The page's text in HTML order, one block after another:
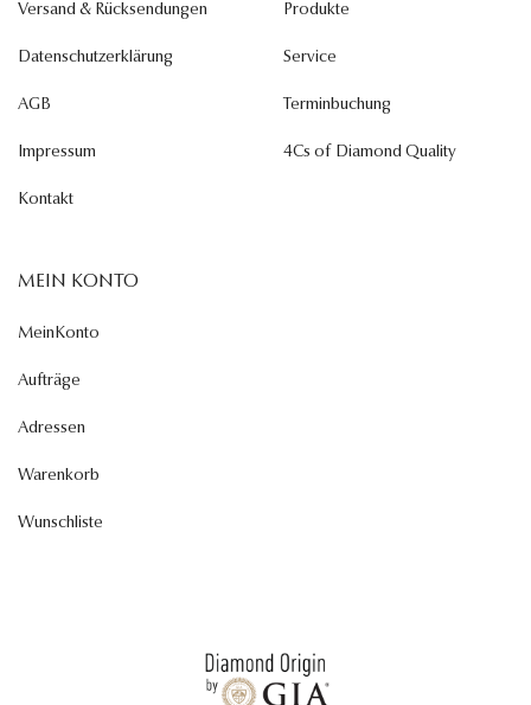
Versand & Rücksendungen
Datenschutzerklärung
AGB
Impressum
Kontakt
Produkte
Service
Terminbuchung
4Cs of Diamond Quality
MEIN KONTO
MeinKonto
Aufträge
Adressen
Warenkorb
Wunschliste